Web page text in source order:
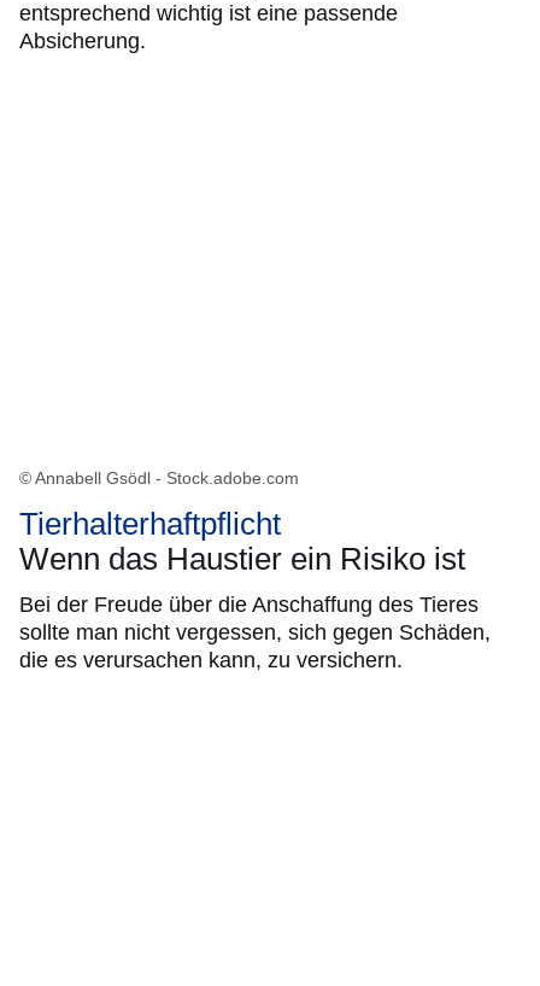
entsprechend wichtig ist eine passende
Absicherung.
© Annabell Gsödl - Stock.adobe.com
Tierhalterhaftpflicht
Wenn das Haustier ein Risiko ist
Bei der Freude über die Anschaffung des Tieres
sollte man nicht vergessen, sich gegen Schäden,
die es verursachen kann, zu versichern.